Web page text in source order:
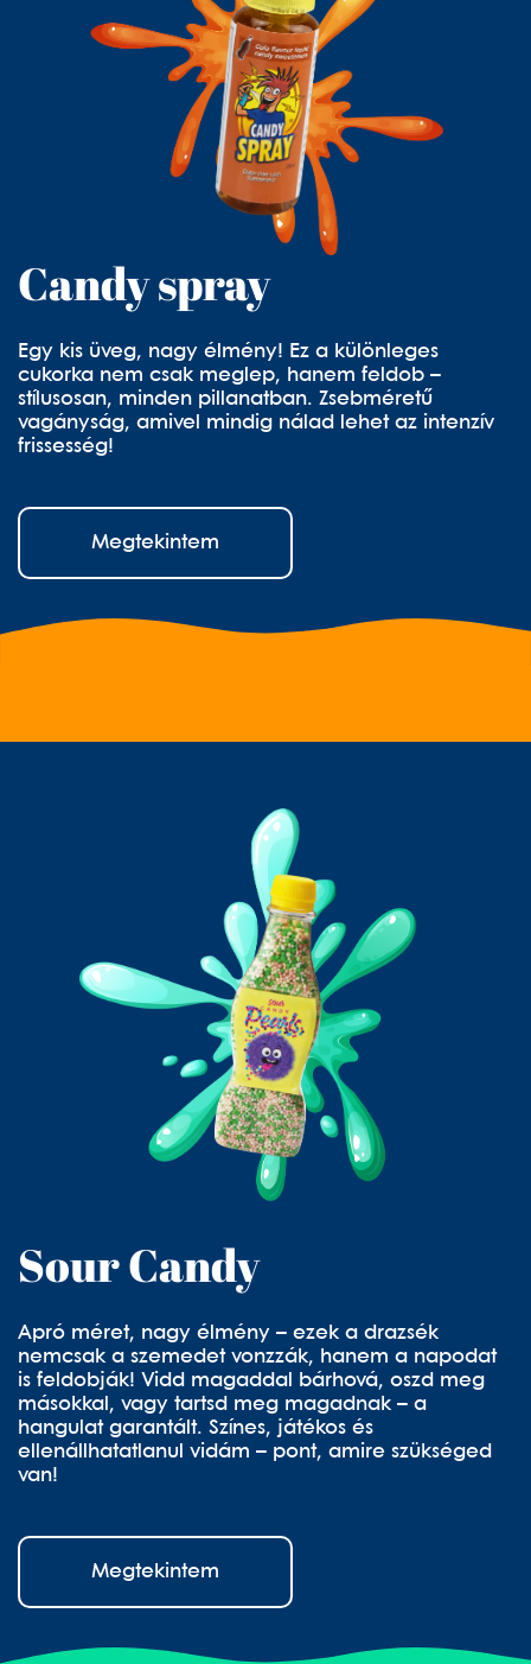
Candy spray
Egy kis üveg, nagy élmény! Ez a különleges
cukorka nem csak meglep, hanem feldob –
stílusosan, minden pillanatban. Zsebméretű
vagányság, amivel mindig nálad lehet az intenzív
frissesség!
Megtekintem
Sour Candy
Apró méret, nagy élmény – ezek a drazsék
nemcsak a szemedet vonzzák, hanem a napodat
is feldobják! Vidd magaddal bárhová, oszd meg
másokkal, vagy tartsd meg magadnak – a
hangulat garantált. Színes, játékos és
ellenállhatatlanul vidám – pont, amire szükséged
van!
Megtekintem